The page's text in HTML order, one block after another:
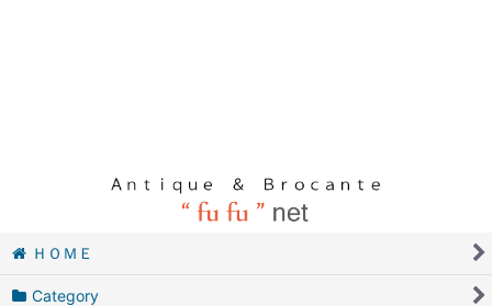
ＨＯＭＥ
Category